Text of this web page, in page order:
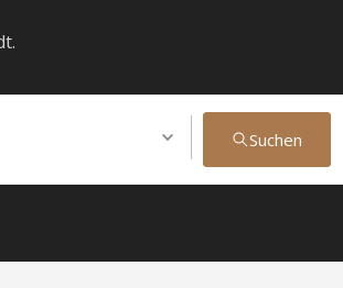
Suchen